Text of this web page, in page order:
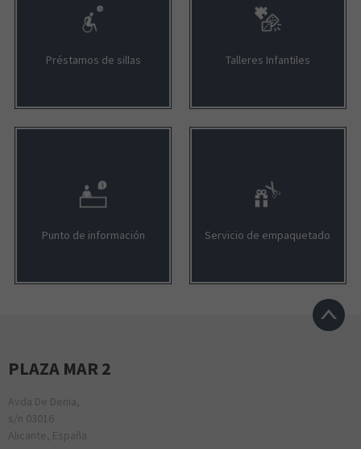
Préstamos de sillas Talleres Infantiles
Punto de información Servicio de empaquetado
PLAZA MAR 2
Avda De Denia,
s/n 03016
Alicante, España